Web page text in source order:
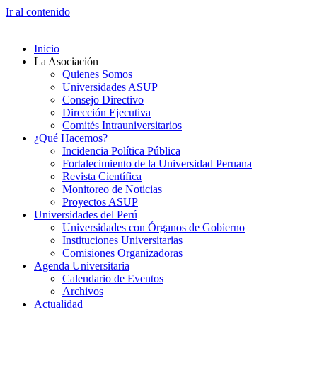
Ir al contenido
Inicio
La Asociación
Quienes Somos
Universidades ASUP
Consejo Directivo
Dirección Ejecutiva
Comités Intrauniversitarios
¿Qué Hacemos?
Incidencia Política Pública
Fortalecimiento de la Universidad Peruana
Revista Científica
Monitoreo de Noticias
Proyectos ASUP
Universidades del Perú
Universidades con Órganos de Gobierno
Instituciones Universitarias
Comisiones Organizadoras
Agenda Universitaria
Calendario de Eventos
Archivos
Actualidad